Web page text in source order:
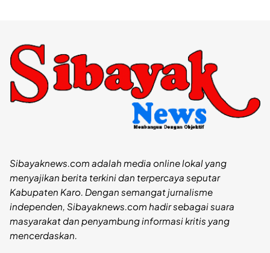
Sibayaknews.com adalah media online lokal yang
menyajikan berita terkini dan terpercaya seputar
Kabupaten Karo. Dengan semangat jurnalisme
independen, Sibayaknews.com hadir sebagai suara
masyarakat dan penyambung informasi kritis yang
mencerdaskan.